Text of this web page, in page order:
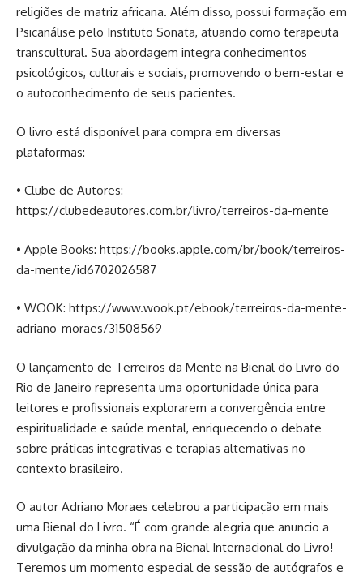
religiões de matriz africana. Além disso, possui formação em
Psicanálise pelo Instituto Sonata, atuando como terapeuta
transcultural. Sua abordagem integra conhecimentos
psicológicos, culturais e sociais, promovendo o bem-estar e
o autoconhecimento de seus pacientes.
O livro está disponível para compra em diversas
plataformas:
• Clube de Autores:
https://clubedeautores.com.br/livro/terreiros-da-mente
• Apple Books: https://books.apple.com/br/book/terreiros-
da-mente/id6702026587
• WOOK: https://www.wook.pt/ebook/terreiros-da-mente-
adriano-moraes/31508569
O lançamento de Terreiros da Mente na Bienal do Livro do
Rio de Janeiro representa uma oportunidade única para
leitores e profissionais explorarem a convergência entre
espiritualidade e saúde mental, enriquecendo o debate
sobre práticas integrativas e terapias alternativas no
contexto brasileiro.
O autor Adriano Moraes celebrou a participação em mais
uma Bienal do Livro. “É com grande alegria que anuncio a
divulgação da minha obra na Bienal Internacional do Livro!
Teremos um momento especial de sessão de autógrafos e